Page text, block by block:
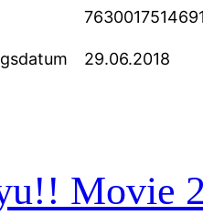
7630017514691
29.06.2018
Movie